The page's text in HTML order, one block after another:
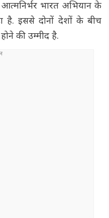
आत्मनिर्भर भारत अभियान के
है. इससे दोनों देशों के बीच
की उम्मीद है.